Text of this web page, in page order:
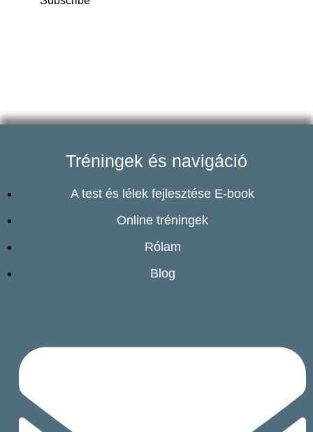
Tréningek és navigáció
A test és lélek fejlesztése E-book
Online tréningek
Rólam
Blog